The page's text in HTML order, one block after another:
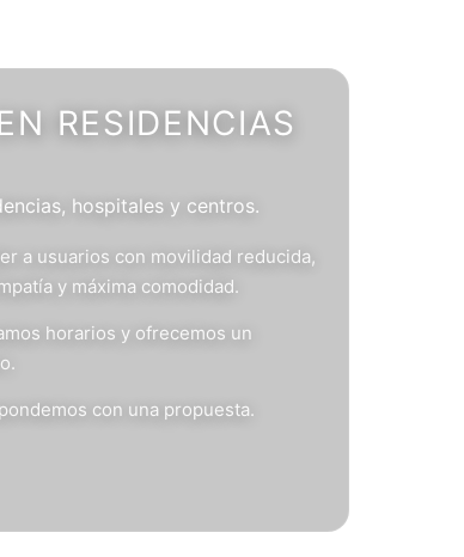
RESIDENCIAS
hospitales y centros.
a usuarios con movilidad reducida,
y máxima comodidad.
horarios y ofrecemos un
con una propuesta.